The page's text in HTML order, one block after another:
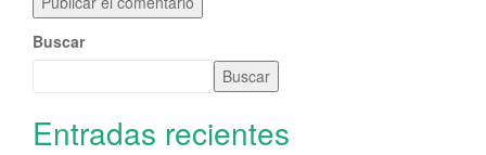
Buscar
Buscar
Entradas recientes